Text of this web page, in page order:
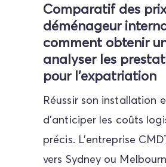
Comparatif des
déménageur
comment obtenir
analyser les
pour l'expatriation
Réussir son installation
d’anticiper les coûts
précis. L'entreprise
vers Sydney ou